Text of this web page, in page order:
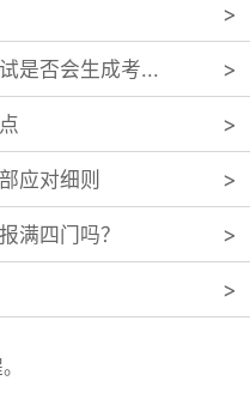
是否会生成考...
应对细则
满四门吗？